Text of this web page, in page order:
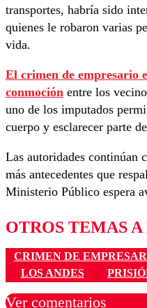
transportes, habría sido
quienes le robaron varias
vida.
El crimen de empresario
conmoción entre los
uno de los imputados
cuerpo y esclarecer parte
Las autoridades continúan
más antecedentes que
Ministerio Público espera
OTROS TEMAS
CRIMEN DE
LOS ANDES
Ver comentarios